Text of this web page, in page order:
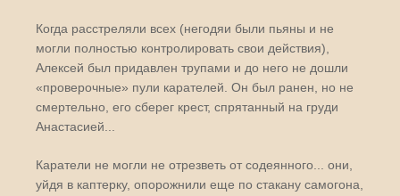
Когда расстреляли всех (негодяи были пьяны и не
могли полностью контролировать свои действия),
Алексей был придавлен трупами и до него не дошли
«проверочные» пули карателей. Он был ранен, но не
смертельно, его сберег крест, спрятанный на груди
Анастасией...
Каратели не могли не отрезветь от содеянного... они,
уйдя в каптерку, опорожнили еще по стакану самогона,